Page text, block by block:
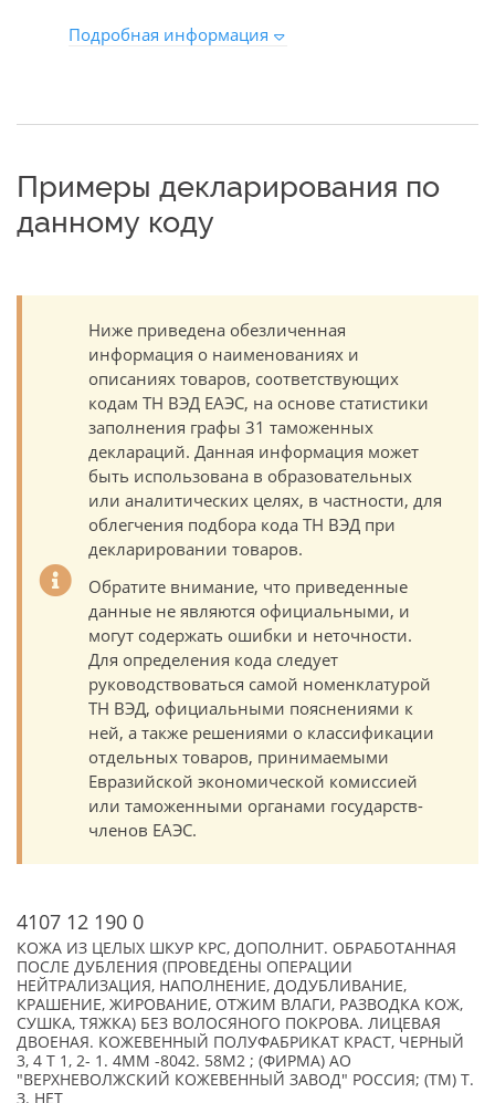
Подробная информация
Примеры декларирования по
данному коду
Ниже приведена обезличенная
информация о наименованиях и
описаниях товаров, соответствующих
кодам ТН ВЭД ЕАЭС, на основе статистики
заполнения графы 31 таможенных
деклараций. Данная информация может
быть использована в образовательных
или аналитических целях, в частности, для
облегчения подбора кода ТН ВЭД при
декларировании товаров.
Обратите внимание, что приведенные
данные не являются официальными, и
могут содержать ошибки и неточности.
Для определения кода следует
руководствоваться самой номенклатурой
ТН ВЭД, официальными пояснениями к
ней, а также решениями о классификации
отдельных товаров, принимаемыми
Евразийской экономической комиссией
или таможенными органами государств-
членов ЕАЭС.
4107 12 190 0
КОЖА ИЗ ЦЕЛЫХ ШКУР КРС, ДОПОЛНИТ. ОБРАБОТАННАЯ
ПОСЛЕ ДУБЛЕНИЯ (ПРОВЕДЕНЫ ОПЕРАЦИИ
НЕЙТРАЛИЗАЦИЯ, НАПОЛНЕНИЕ, ДОДУБЛИВАНИЕ,
КРАШЕНИЕ, ЖИРОВАНИЕ, ОТЖИМ ВЛАГИ, РАЗВОДКА КОЖ,
СУШКА, ТЯЖКА) БЕЗ ВОЛОСЯНОГО ПОКРОВА. ЛИЦЕВАЯ
ДВОЕНАЯ. КОЖЕВЕННЫЙ ПОЛУФАБРИКАТ КРАСТ, ЧЕРНЫЙ
3, 4 Т 1, 2- 1. 4ММ -8042. 58М2 ; (ФИРМА) АО
"ВЕРХНЕВОЛЖСКИЙ КОЖЕВЕННЫЙ ЗАВОД" РОССИЯ; (TM) Т.
З. НЕТ